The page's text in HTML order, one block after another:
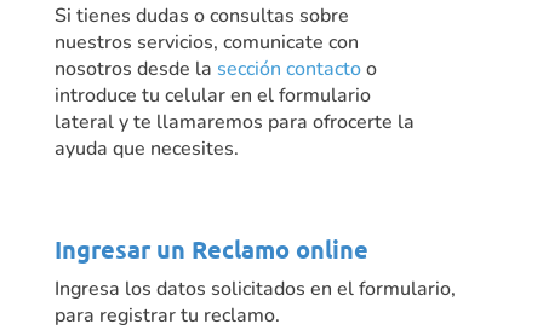
Si tienes dudas o consultas sobre
nuestros servicios, comunicate con
nosotros desde la sección contactoo
introduce tu celular en el formulario
lateral y te llamaremos para ofrocerte la
ayuda que necesites.
Ingresar un Reclamo online
Ingresa los datos solicitados en el formulario,
para registrar tu reclamo.